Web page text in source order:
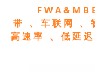
带、车联网
高速率、低延迟